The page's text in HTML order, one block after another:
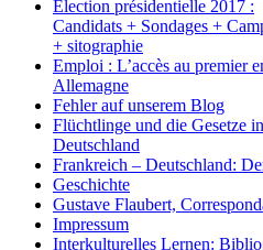
Election présidentielle 2017 :
Candidats + Sondages +
+ sitographie
Emploi : L’accès au premier
Allemagne
Fehler auf unserem Blog
Flüchtlinge und die Gesetze
Deutschland
Frankreich – Deutschland:
Geschichte
Gustave Flaubert,
Impressum
Interkulturelles Lernen: